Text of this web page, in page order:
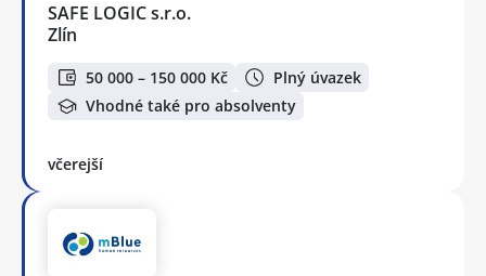
SAFE LOGIC s.r.o.
Zlín
50 000 – 150 000 Kč
Plný úvazek
Vhodné také pro absolventy
včerejší